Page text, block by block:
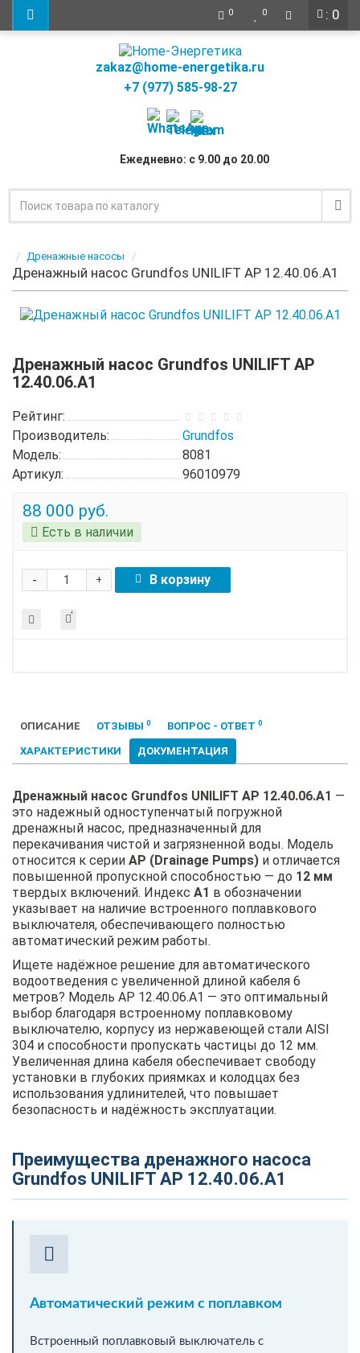
: 0
0 0
zakaz@home-energetika.ru
+7 (977) 585-98-27
Ежедневно: с 9.00 до 20.00
Дренажные насосы
Дренажный насос Grundfos UNILIFT AP 12.40.06.A1
Дренажный насос Grundfos UNILIFT AP
12.40.06.A1
Рейтинг:
Производитель:
Grundfos
Модель:
8081
Артикул:
96010979
88 000 руб.
Есть в наличии
+
- В корзину
ОПИСАНИЕ ОТЗЫВЫ 0 ВОПРОС - ОТВЕТ 0
ХАРАКТЕРИСТИКИ ДОКУМЕНТАЦИЯ
Дренажный насос Grundfos UNILIFT AP 12.40.06.A1 —
это надежный одноступенчатый погружной
дренажный насос, предназначенный для
перекачивания чистой и загрязненной воды. Модель
относится к серии AP (Drainage Pumps) и отличается
повышенной пропускной способностью — до 12 мм
твердых включений. Индекс A1 в обозначении
указывает на наличие встроенного поплавкового
выключателя, обеспечивающего полностью
автоматический режим работы.
Ищете надёжное решение для автоматического
водоотведения с увеличенной длиной кабеля 6
метров? Модель AP 12.40.06.A1 — это оптимальный
выбор благодаря встроенному поплавковому
выключателю, корпусу из нержавеющей стали AISI
304 и способности пропускать частицы до 12 мм.
Увеличенная длина кабеля обеспечивает свободу
установки в глубоких приямках и колодцах без
использования удлинителей, что повышает
безопасность и надёжность эксплуатации.
Преимущества дренажного насоса
Grundfos UNILIFT AP 12.40.06.A1
Автоматический режим с поплавком
Встроенный поплавковый выключатель с